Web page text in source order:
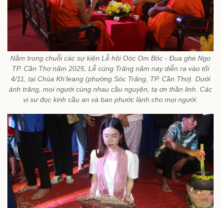
Nằm trong chuỗi các sự kiện Lễ hội Oóc Om Bóc - Đua ghe Ngo
TP. Cần Thơ năm 2025, Lễ cúng Trăng năm nay diễn ra vào tối
4/11, tại Chùa Kh’leang (phường Sóc Trăng, TP. Cần Thơ). Dưới
ánh trăng, mọi người cùng nhau cầu nguyện, tạ ơn thần linh. Các
vị sư đọc kinh cầu an và ban phước lành cho mọi người.